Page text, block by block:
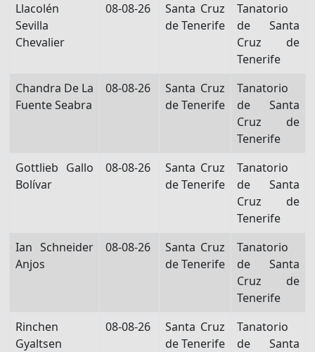
Llacolén
Sevilla
Chevalier
08-08-26
Santa Cruz
de Tenerife
Tanatorio
de Santa
Cruz de
Tenerife
Chandra De La
Fuente Seabra
08-08-26
Santa Cruz
de Tenerife
Tanatorio
de Santa
Cruz de
Tenerife
Gottlieb Gallo
Bolívar
08-08-26
Santa Cruz
de Tenerife
Tanatorio
de Santa
Cruz de
Tenerife
Ian Schneider
Anjos
08-08-26
Santa Cruz
de Tenerife
Tanatorio
de Santa
Cruz de
Tenerife
Rinchen
Gyaltsen
08-08-26
Santa Cruz
de Tenerife
Tanatorio
de Santa